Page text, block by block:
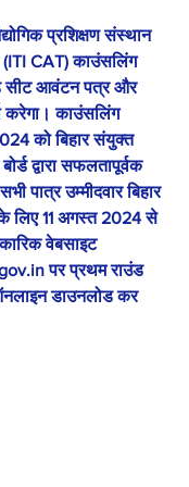
5 stars.
प्रशिक्षण संस्थान
(ITI CAT) काउंसलिंग
सीट आवंटन पत्र और
करेगा। काउंसलिंग
को बिहार संयुक्त
द्वारा सफलतापूर्वक
पात्र उम्मीदवार बिहार
लिए 11 अगस्त 2024 से
वेबसाइट
पर प्रथम राउंड
डाउनलोड कर